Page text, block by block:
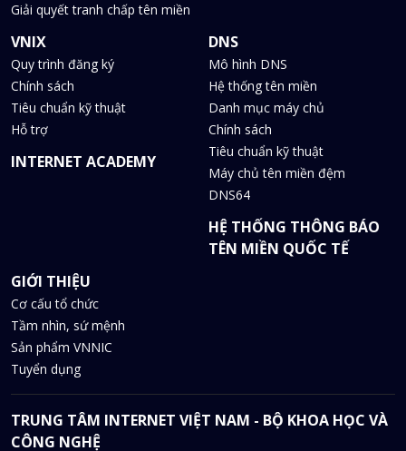
Giải quyết tranh chấp tên miền
VNIX
Quy trình đăng ký
Chính sách
Tiêu chuẩn kỹ thuật
Hỗ trợ
INTERNET ACADEMY
DNS
Mô hình DNS
Hệ thống tên miền
Danh mục máy chủ
Chính sách
Tiêu chuẩn kỹ thuật
Máy chủ tên miền đệm
DNS64
HỆ THỐNG THÔNG BÁO
TÊN MIỀN QUỐC TẾ
GIỚI THIỆU
Cơ cấu tổ chức
Tầm nhìn, sứ mệnh
Sản phẩm VNNIC
Tuyển dụng
TRUNG TÂM INTERNET VIỆT NAM - BỘ KHOA HỌC VÀ
CÔNG NGHỆ